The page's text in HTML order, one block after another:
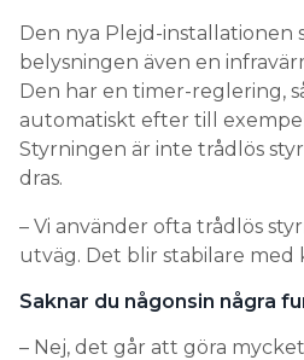
Den nya Plejd-installationen
belysningen även en
Den har en timer-reglering,
automatiskt efter till
Styrningen är inte trådlös
dras.
– Vi använder ofta trådlös
utväg. Det blir stabilare med
Saknar du någonsin några
– Nej, det går att göra